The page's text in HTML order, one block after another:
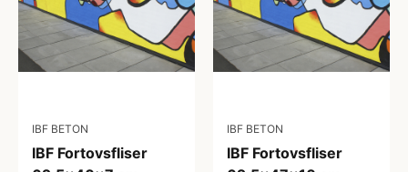
IBF BETON
IBF Fortovsfliser
IBF BETON
IBF Fortovsfliser